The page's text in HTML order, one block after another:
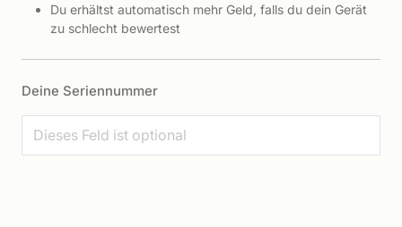
Du erhältst automatisch mehr Geld, falls du dein Gerät
zu schlecht bewertest
Deine Seriennummer